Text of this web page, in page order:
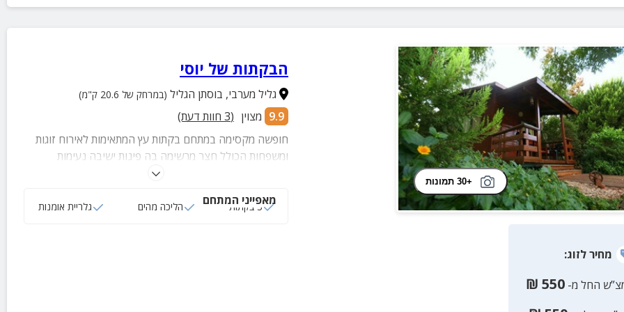
+30 תמונות
הבקתות של יוסי
גליל מערבי, בוסתן הגליל (במרחק של 20.6 ק"מ)
9.9 מצוין (
3 חוות דעת)
חופשה מקסימה במתחם בקתות עץ המתאימות לאירוח זוגות
ומשפחות הכולל חצר מרשימה בה פינות ישיבה נעימות
וליהנות מגלריית אומנות במקום עם מיצגים מרתקים.
מאפייני המתחם
3 בקתות הליכה מהים גלריית אומנות
מחירלזוג:
החל מ- 550
₪